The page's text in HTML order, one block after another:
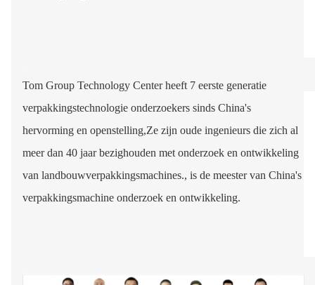
Tom Group Technology Center heeft 7 eerste generatie
verpakkingstechnologie onderzoekers sinds China's
hervorming en openstelling,Ze zijn oude ingenieurs die zich al
meer dan 40 jaar bezighouden met onderzoek en ontwikkeling
van landbouwverpakkingsmachines., is de meester van China's
verpakkingsmachine onderzoek en ontwikkeling.